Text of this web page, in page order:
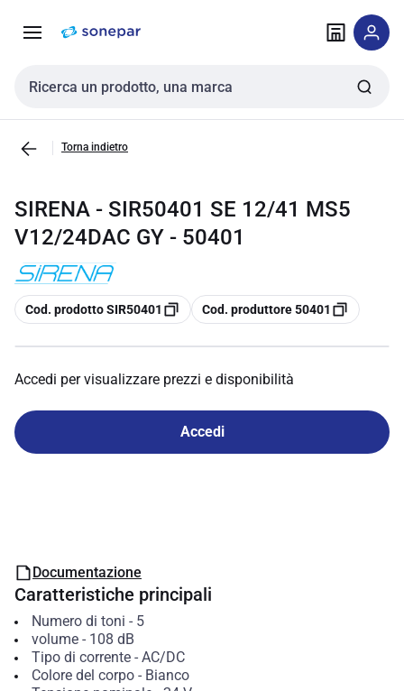
navigazione alla
Cerca input
Torna indietro
SIRENA - SIR50401 SE 12/41 MS5
V12/24DAC GY - 50401
copia
Cod. prodotto SIR50401 copia
Cod. produttore 50401
Accedi per visualizzare prezzi e disponibilità
Accedi
Documentazione
Caratteristiche principali
Numero di toni - 5
volume- 108 dB
Tipo di corrente- AC/DC
Colore del corpo- Bianco